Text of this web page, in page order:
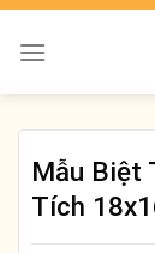
to
content
Mẫu Biệt
Tích